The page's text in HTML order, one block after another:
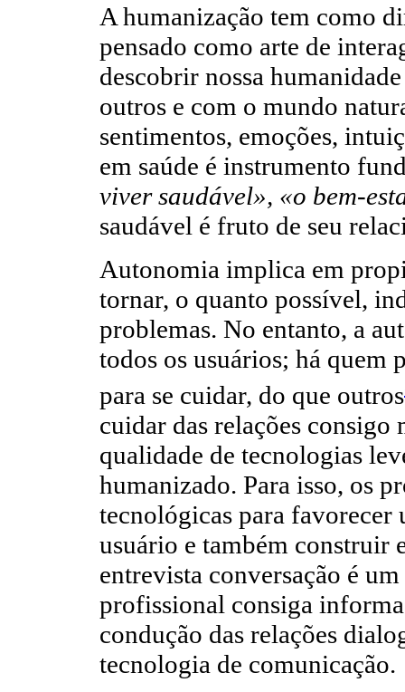
A humanização tem como
pensado como arte de
descobrir nossa
outros e com o mundo
sentimentos, emoções,
em saúde é instrumento
viver saudável», «o bem-
saudável é fruto de seu
Autonomia implica em
tornar, o quanto possível,
problemas. No entanto, a
todos os usuários; há quem
para se cuidar, do que outros
cuidar das relações consigo
qualidade de tecnologias
humanizado. Para isso, os
tecnológicas para favorecer
usuário e também construir
entrevista conversação é
profissional consiga
condução das relações
tecnologia de comunicação.